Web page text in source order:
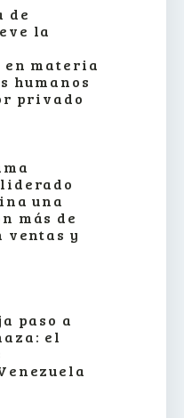
de
la
materia
humanos
privado
una
más de
ventas y
paso a
el